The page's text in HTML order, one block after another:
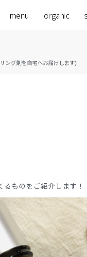
menu organic
ング剤を自宅へお届けします)
ものをご紹介します！